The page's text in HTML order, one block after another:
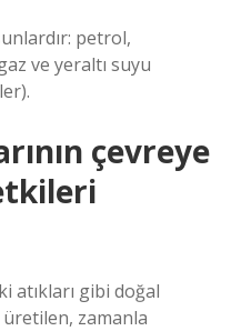
petrol,
ve yeraltı suyu
çevreye
atıkları gibi doğal
üretilen, zamanla